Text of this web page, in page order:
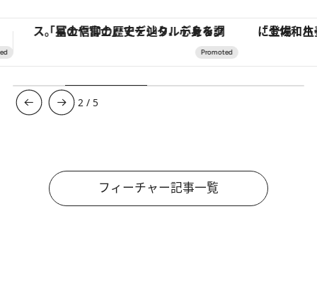
「土佐和ハーブかき氷」がOMO7高知に登場！生姜、山椒、大葉など目にも舌にも涼を呼ぶ郷土の味 【夏限定ディナーコース】旬を
3 / 5
フィーチャー記事一覧